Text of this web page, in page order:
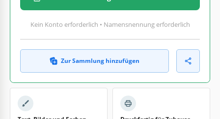
Kein Konto erforderlich • Namensnennung erforderlich
Zur Sammlung hinzufügen